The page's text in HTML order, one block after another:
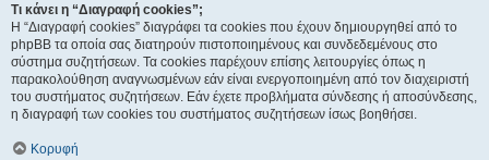
Τι κάνει η “Διαγραφή cookies”;
Η “Διαγραφή cookies” διαγράφει τα cookies που έχουν δημιουργηθεί από το
phpBB τα οποία σας διατηρούν πιστοποιημένους και συνδεδεμένους στο
σύστημα συζητήσεων. Τα cookies παρέχουν επίσης λειτουργίες όπως η
παρακολούθηση αναγνωσμένων εάν είναι ενεργοποιημένη από τον διαχειριστή
του συστήματος συζητήσεων. Εάν έχετε προβλήματα σύνδεσης ή αποσύνδεσης,
η διαγραφή των cookies του συστήματος συζητήσεων ίσως βοηθήσει.
Κορυφή